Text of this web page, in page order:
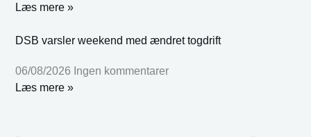
Læs mere »
DSB varsler weekend med ændret togdrift
06/08/2026 Ingen kommentarer
Læs mere »